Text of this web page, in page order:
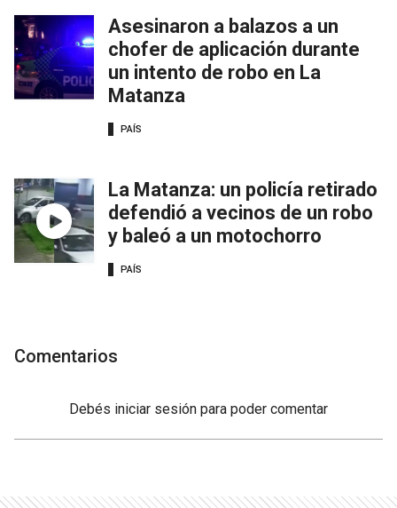
Asesinaron a balazos a un
chofer de aplicación durante
un intento de robo en La
Matanza
PAÍS
La Matanza: un policía retirado
defendió a vecinos de un robo
y baleó a un motochorro
PAÍS
Comentarios
Debés iniciar sesión para poder comentar